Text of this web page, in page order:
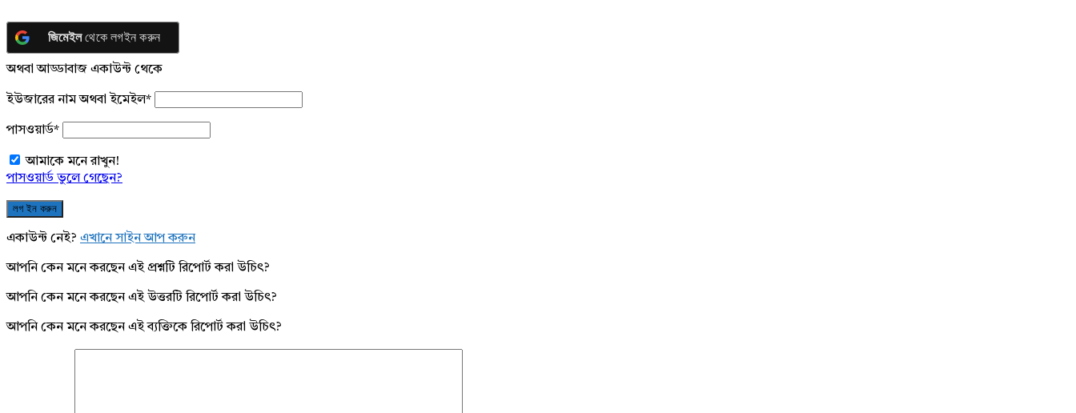
জিমেইলথেকে লগইন করুন
অথবা আড্ডাবাজ একাউন্ট থেকে
ইউজারের নাম অথবা ইমেইল*
পাসওয়ার্ড*
আমাকে মনে রাখুন!
পাসওয়ার্ড ভুলে গেছেন?
একাউন্ট নেই? এখানে সাইন আপ করুন
আপনি কেন মনে করছেন এই প্রশ্নটি রিপোর্ট করা উচিৎ?
আপনি কেন মনে করছেন এই উত্তরটি রিপোর্ট করা উচিৎ?
আপনি কেন মনে করছেন এই ব্যক্তিকে রিপোর্ট করা উচিৎ?